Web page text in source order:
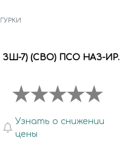
7) (СВО) ПСО НАЗ-ИР.
Узнать о снижении
цены